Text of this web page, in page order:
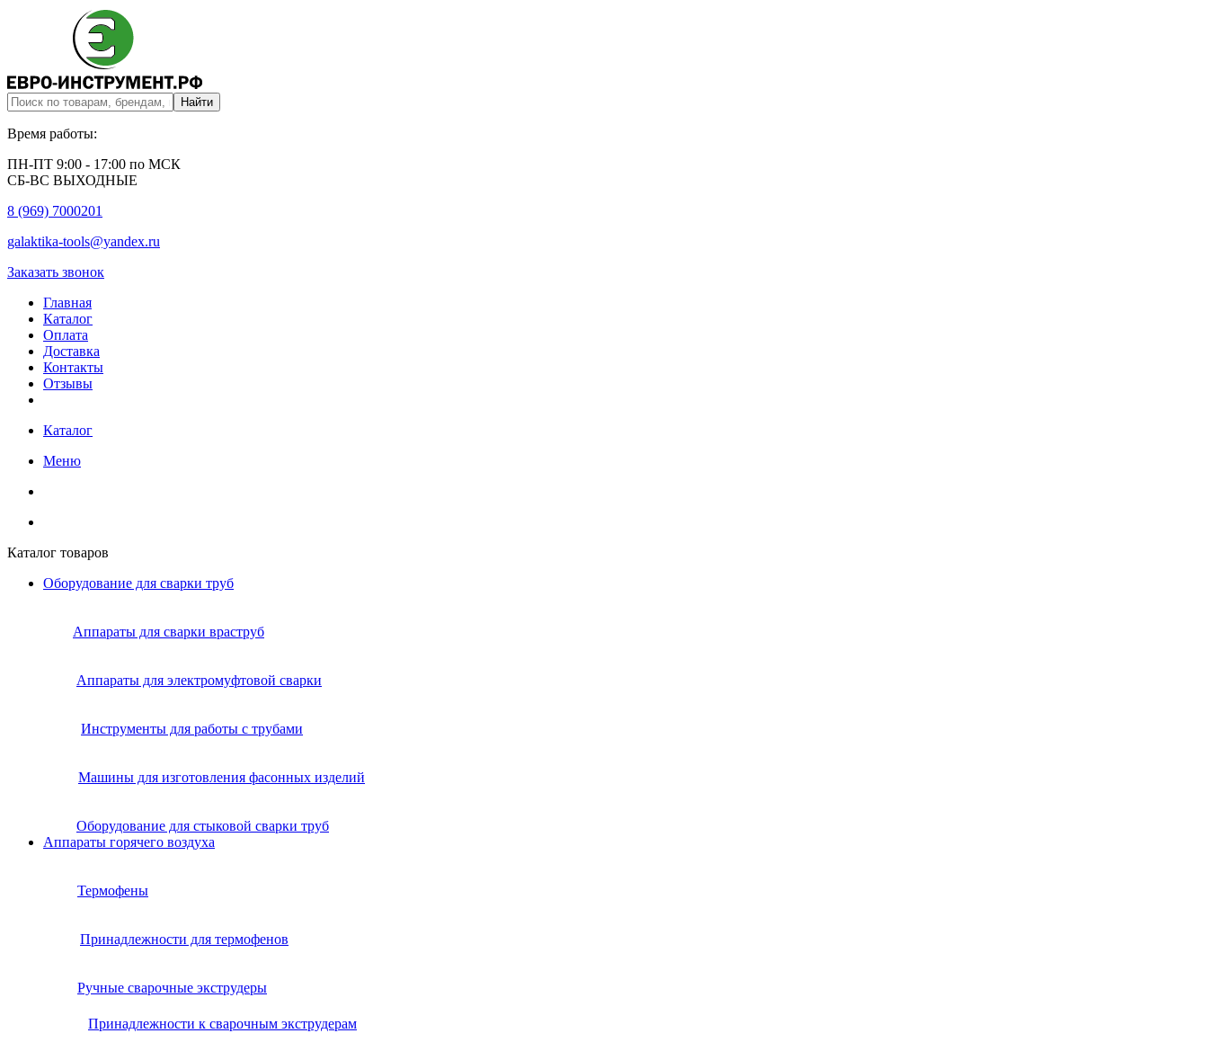
Время работы:
ПН-ПТ 9:00 - 17:00 по МСК
СБ-ВС ВЫХОДНЫЕ
8 (969) 7000201
galaktika-tools@yandex.ru
Заказать звонок
Главная
Каталог
Оплата
Доставка
Контакты
Отзывы
Каталог
Меню
Каталог товаров
Оборудование для сварки труб
Аппараты для сварки враструб
Аппараты для электромуфтовой сварки
Инструменты для работы с трубами
Машины для изготовления фасонных изделий
Оборудование для стыковой сварки труб
Аппараты горячего воздуха
Термофены
Принадлежности для термофенов
Ручные сварочные экструдеры
Принадлежности к сварочным экструдерам